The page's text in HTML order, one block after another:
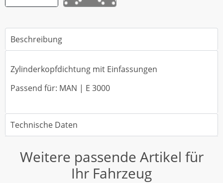
Beschreibung
Zylinderkopfdichtung mit Einfassungen
Passend für: MAN | E 3000
Technische Daten
Weitere passende Artikel für
Ihr Fahrzeug